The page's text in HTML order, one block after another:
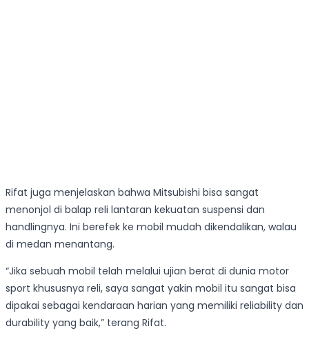
Rifat juga menjelaskan bahwa Mitsubishi bisa sangat
menonjol di balap reli lantaran kekuatan suspensi dan
handlingnya. Ini berefek ke mobil mudah dikendalikan, walau
di medan menantang.
“Jika sebuah mobil telah melalui ujian berat di dunia motor
sport khususnya reli, saya sangat yakin mobil itu sangat bisa
dipakai sebagai kendaraan harian yang memiliki reliability dan
durability yang baik,” terang Rifat.